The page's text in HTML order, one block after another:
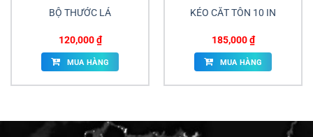
BỘ THƯỚC LÁ
120,000₫
MUA HÀNG
KÉO CẮT TÔN 10 IN
185,000₫
MUA HÀNG